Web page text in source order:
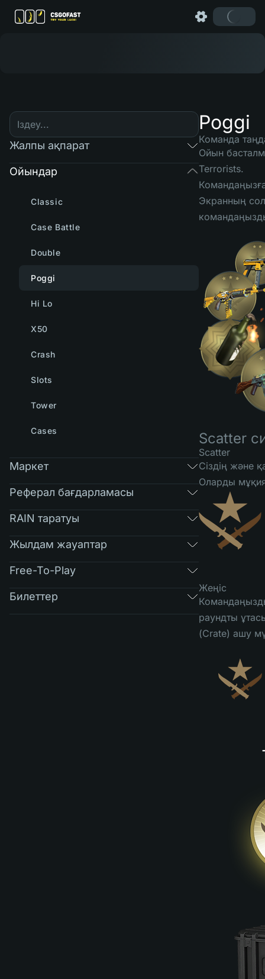
Жалпы ақпарат
Ойындар
Classic
Case Battle
Double
Poggi
Hi Lo
X50
Crash
Slots
Tower
Cases
Маркет
Реферал бағдарламасы
RAIN таратуы
Жылдам жауаптар
Free-To-Play
Билеттер
Poggi
Команда
Ойын
Terrorists.
Экранның
Scatter
Scatter
Сіздің және
Оларды
Жеңіс
раундты
(Crate) ашу